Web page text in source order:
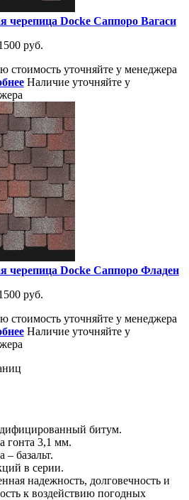
черепица Docke Саппоро Вагаси
руб.
стоимость уточняйте у менеджера
Наличие уточняйте у
черепица Docke Саппоро Фладен
руб.
стоимость уточняйте у менеджера
Наличие уточняйте у
битум.
гонта 3,1 мм.
базальт.
в серии.
надежность, долговечность и
к воздействию погодных